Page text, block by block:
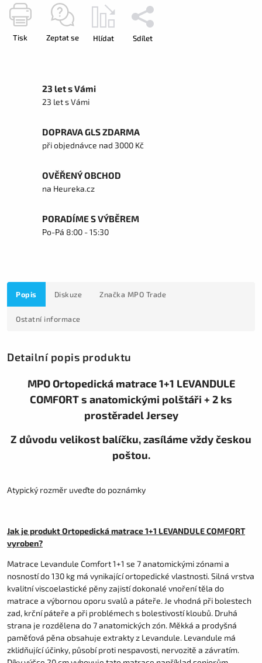
Tisk Zeptat se Hlídat Sdílet
23 let s Vámi
23 let s Vámi
DOPRAVA GLS ZDARMA
při objednávce nad 3000 Kč
OVĚŘENÝ OBCHOD
na Heureka.cz
PORADÍME S VÝBĚREM
Po-Pá 8:00 - 15:30
Popis Diskuze Značka MPO Trade
Ostatní informace
Detailní popis produktu
MPO Ortopedická matrace 1+1 LEVANDULE
COMFORT s anatomickými polštáři + 2 ks
prostěradel Jersey
Z důvodu velikost balíčku, zasíláme vždy českou
poštou.
Atypický rozměr uveďte do poznámky
Jak je produkt Ortopedická matrace 1+1 LEVANDULE COMFORT
vyroben?
Matrace Levandule Comfort 1+1 se 7 anatomickými zónami a
nosností do 130 kg má vynikající ortopedické vlastnosti. Silná vrstva
kvalitní viscoelastické pěny zajistí dokonalé vnoření těla do
matrace a výbornou oporu svalů a páteře. Je vhodná při bolestech
zad, krční páteře a při problémech s bolestivostí kloubů. Druhá
strana je rozdělena do 7 anatomických zón. Měkká a prodyšná
paměťová pěna obsahuje extrakty z Levandule. Levandule má
zklidňující účinky, působí proti nespavosti, nervozitě a závratím.